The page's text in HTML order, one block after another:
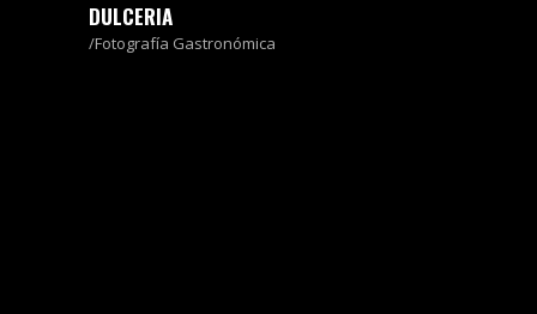
DULCERIA
Fotografía Gastronómica